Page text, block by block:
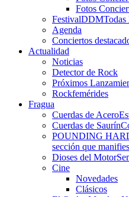
Fotos
FestivalDDMTodas
Agenda
Conciertos
Actualidad
Noticias
Detector de Rock
Próximos
Rockfemérides
Fragua
Cuerdas de Acero
Cuerdas de Saurín
POUNDING
sección que
Dioses del Motor
Cine
Novedades
Clásicos